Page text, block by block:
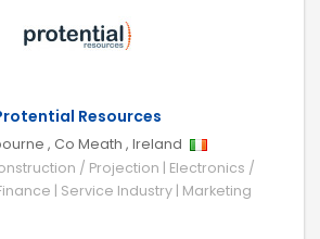
Resources
, Co Meath , Ireland
/ Projection | Electronics /
| Service Industry | Marketing